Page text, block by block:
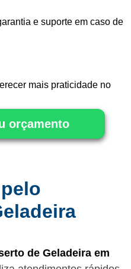
e suporte em caso de
mais praticidade no
orçamento
de Geladeira em